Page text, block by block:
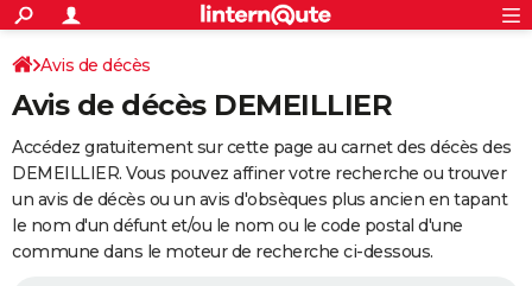
ACTUALITÉS
Politique
Société
Faits Divers
Education
Monde
Villes
+
SPORT
Coupe du monde 2026
Football
Tennis
Cyclisme
Rugby
Forum
Programme TV
TNT
Streaming
Cinéma
Sorties cinéma
Musique
+
FINANCE
Impôts
Immobilier
Risques naturels par ville
Banque
Assurance
Crédit
AUTO
Essais
Réserver un essai
Citadines
Berlines
SUV
Forum auto
+
Avis de décès
Avis de décès DEMEILLIER
Accédez gratuitement sur cette page au carnet des décès des
DEMEILLIER. Vous pouvez affiner votre recherche ou trouver
un avis de décès ou un avis d'obsèques plus ancien en tapant
le nom d'un défunt et/ou le nom ou le code postal d'une
commune dans le moteur de recherche ci-dessous.